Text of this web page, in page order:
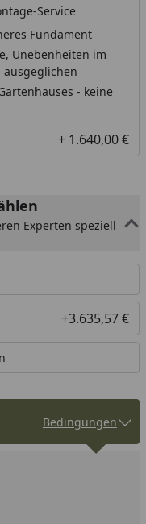
Service
Fundament
Unebenheiten im
- keine
+ 1.640,00 €
Experten speziell
+3.635,57 €
Bedingungen
eingeben
um eins erhöhen